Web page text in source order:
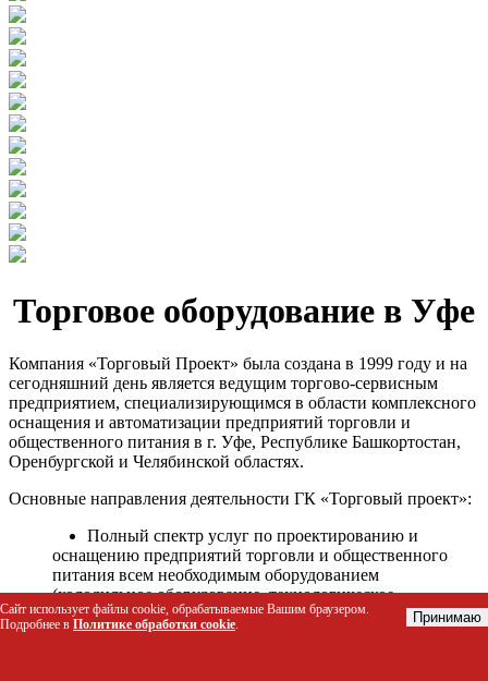
Торговое оборудование в Уфе
Компания «Торговый Проект» была создана в 1999 году и на
сегодняшний день является ведущим торгово-сервисным
предприятием, специализирующимся в области комплексного
оснащения и автоматизации предприятий торговли и
общественного питания в г. Уфе, Республике Башкортостан,
Оренбургской и Челябинской областях.
Основные направления деятельности ГК «Торговый проект»:
Полный спектр услуг по проектированию и
оснащению предприятий торговли и общественного
питания всем необходимым оборудованием
(холодильное оборудование, технологическое
оборудование, стеллажное оборудование и т.д.);
Автоматизация торговых процессов и внедрения
Сайт использует файлы cookie, обрабатываемые Вашим браузером.
Подробнее в Политике обработки cookie. Принимаю